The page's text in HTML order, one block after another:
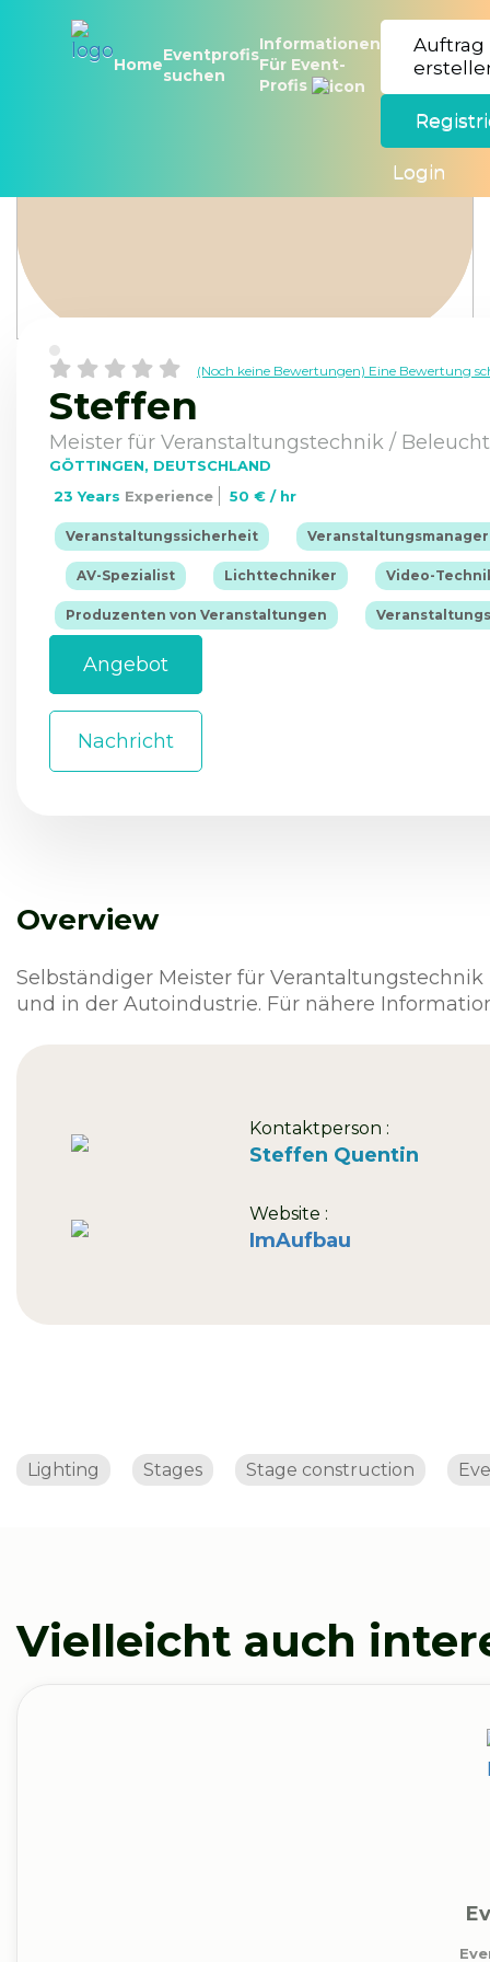
Home
Eventprofis
suchen
Informationen
Für Event-
Profis
Auftrag
Login
Home
Eventprofis
suchen
Informationen
Auftrag
(Noch keine Bewertungen) Eine Bewertung
Steffen
Meister für Veranstaltungstechnik /
GÖTTINGEN, DEUTSCHLAND
23 Years Experience 50 € / hr
Veranstaltungssicherheit Veranstaltungsmanager
AV-Spezialist Lichttechniker Video-
Produzenten von Veranstaltungen
Angebot
Nachricht
Overview
Selbständiger Meister für
und in der Autoindustrie. Für nähere
Kontaktperson :
Steffen Quentin
Website :
ImAufbau
Lighting Stages Stage construction
Vielleicht auch